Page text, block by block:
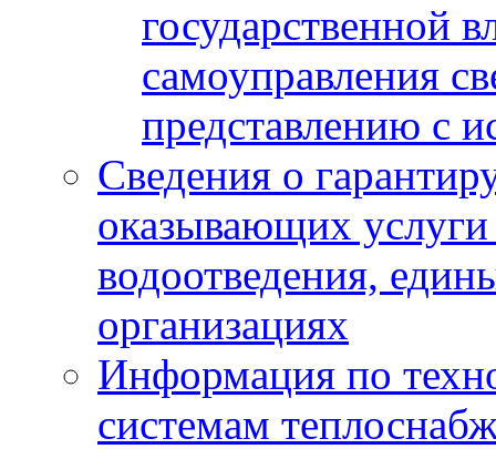
государственной
самоуправления
представлению с
Сведения о
оказывающих
водоотведения,
организациях
Информация по
системам